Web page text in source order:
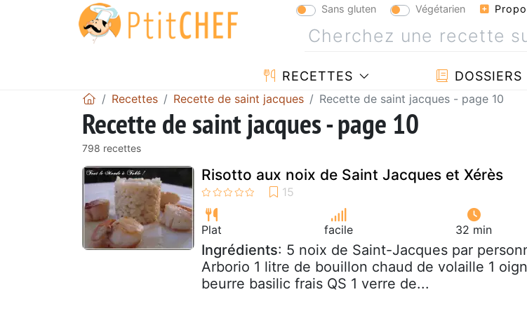
Sans gluten Végétarien
RECETTES DOSSIERS
Recettes Recette de saint jacques Recette de saint jacques - page 10
Recette de saint jacques - page 10
798 recettes
Risotto aux noix de Saint Jacques et Xérès
Plat facile 32 min
Ingrédients: 5 noix de Saint-Jacques par
Arborio 1 litre de bouillon chaud de volaille 1
beurre basilic frais QS 1 verre de...